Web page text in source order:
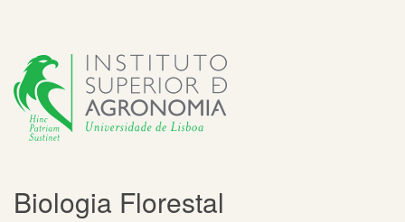
Biologia Florestal